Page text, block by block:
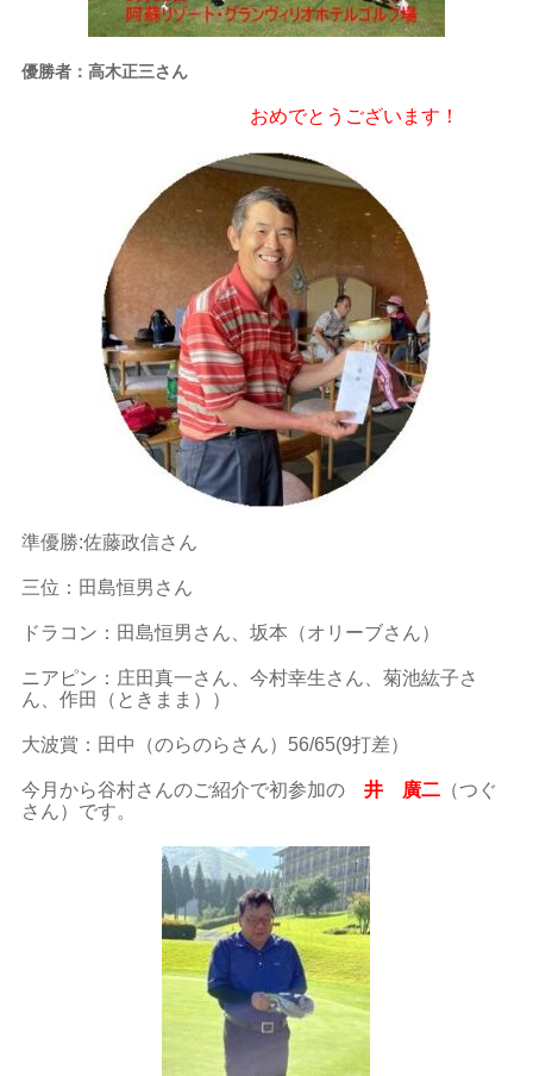
優勝者：高木正三さん
おめでとうございます！
準優勝:佐藤政信さん
三位：田島恒男さん
ドラコン：田島恒男さん、坂本（オリーブさん）
ニアピン：庄田真一さん、今村幸生さん、菊池紘子さ
ん、作田（ときまま））
大波賞：田中（のらのらさん）56/65(9打差）
今月から谷村さんのご紹介で初参加の井 廣二 （つぐ
さん）です。